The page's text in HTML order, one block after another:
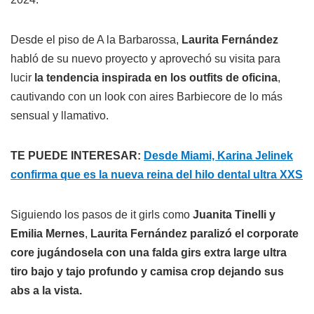
Desde el piso de A la Barbarossa, Laurita Fernández
habló de su nuevo proyecto y aprovechó su visita para
lucir la tendencia inspirada en los outfits de oficina,
cautivando con un look con aires Barbiecore de lo más
sensual y llamativo.
TE PUEDE INTERESAR: Desde Miami, Karina Jelinek
confirma que es la nueva reina del hilo dental ultra XXS
Siguiendo los pasos de it girls como Juanita Tinelli y
Emilia Mernes, Laurita Fernández paralizó el corporate
core jugándosela con una falda girs extra large ultra
tiro bajo y tajo profundo y camisa crop dejando sus
abs a la vista.